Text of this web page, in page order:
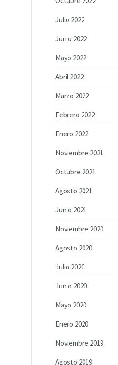
Julio 2022
Junio 2022
Mayo 2022
Abril 2022
Marzo 2022
Febrero 2022
Enero 2022
Noviembre 2021
Octubre 2021
Agosto 2021
Junio 2021
Noviembre 2020
Agosto 2020
Julio 2020
Junio 2020
Mayo 2020
Enero 2020
Noviembre 2019
Agosto 2019